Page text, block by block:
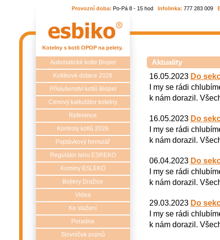
Provozní doba: Po-Pá 8 - 15 hod Infolinka: 777 283 009
Kotelny s kotli OPOP na pelety.
Automatické kotle Biopel
Kotlíkové dotace 2026
Příslušenství kotlů Biopel
Cenový kalkulátor kotelny
Reference
Kontroly kotlů 2026
Poptávkový formulář
Regulátor tahu ESREKO
Komíny ESLEKO
Bojlery Dražice
Videa
Ke stažení
Poradna
Slovníček pojmů
Aktuality
16.05.2023 Do
I my se rádi
k nám dorazil.
16.05.2023 Do
I my se rádi
k nám dorazil.
06.04.2023 Do
I my se rádi
k nám dorazil.
29.03.2023 Do
I my se rádi
k nám dorazil.